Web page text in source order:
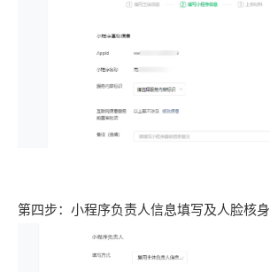
第四步：小程序负责人信息填写及人脸核身